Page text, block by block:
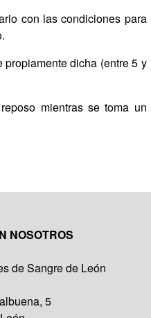
las condiciones para
dicha (entre 5 y
mientras se toma un
NOSOTROS
de Sangre de León
5